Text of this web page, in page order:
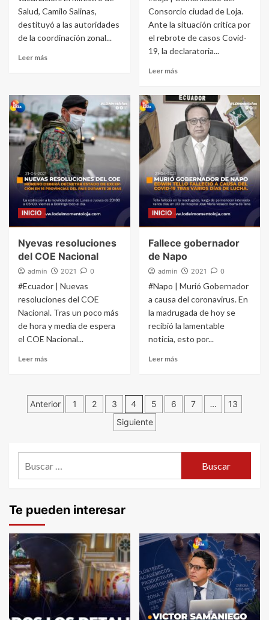
Salud, Camilo Salinas,
destituyó a las autoridades
de la coordinación zonal...
Leer más
Consorcio ciudad de Loja.
Ante la situación crítica por
el rebrote de casos Covid-
19, la declaratoria...
Leer más
INICIO
Nyevas resoluciones
del COE Nacional
admin 2021 0
#Ecuador | Nuevas
resoluciones del COE
Nacional. Tras un poco más
de hora y media de espera
el COE Nacional...
Leer más
INICIO
Fallece gobernador
de Napo
admin 2021 0
#Napo | Murió Gobernador
a causa del coronavirus. En
la madrugada de hoy se
recibió la lamentable
noticia, esto por...
Leer más
Navegación
entradas
Anterior 1 2 3 4 5 6 7 …
13
Siguiente
Te pueden interesar